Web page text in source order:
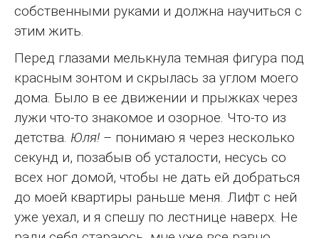
собственными руками и должна научиться с
этим жить.
Перед глазами мелькнула темная фигура под
красным зонтом и скрылась за углом моего
дома. Было в ее движении и прыжках через
лужи что-то знакомое и озорное. Что-то из
детства. Юля! – понимаю я через несколько
секунд и, позабыв об усталости, несусь со
всех ног домой, чтобы не дать ей добраться
до моей квартиры раньше меня. Лифт с ней
уже уехал, и я спешу по лестнице наверх. Не